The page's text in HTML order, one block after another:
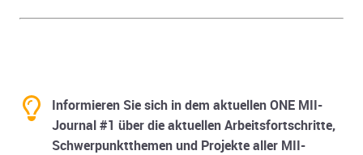
Informieren Sie sich in dem aktuellen ONE MII-
Journal #1 über die aktuellen Arbeitsfortschritte,
Schwerpunktthemen und Projekte aller MII-